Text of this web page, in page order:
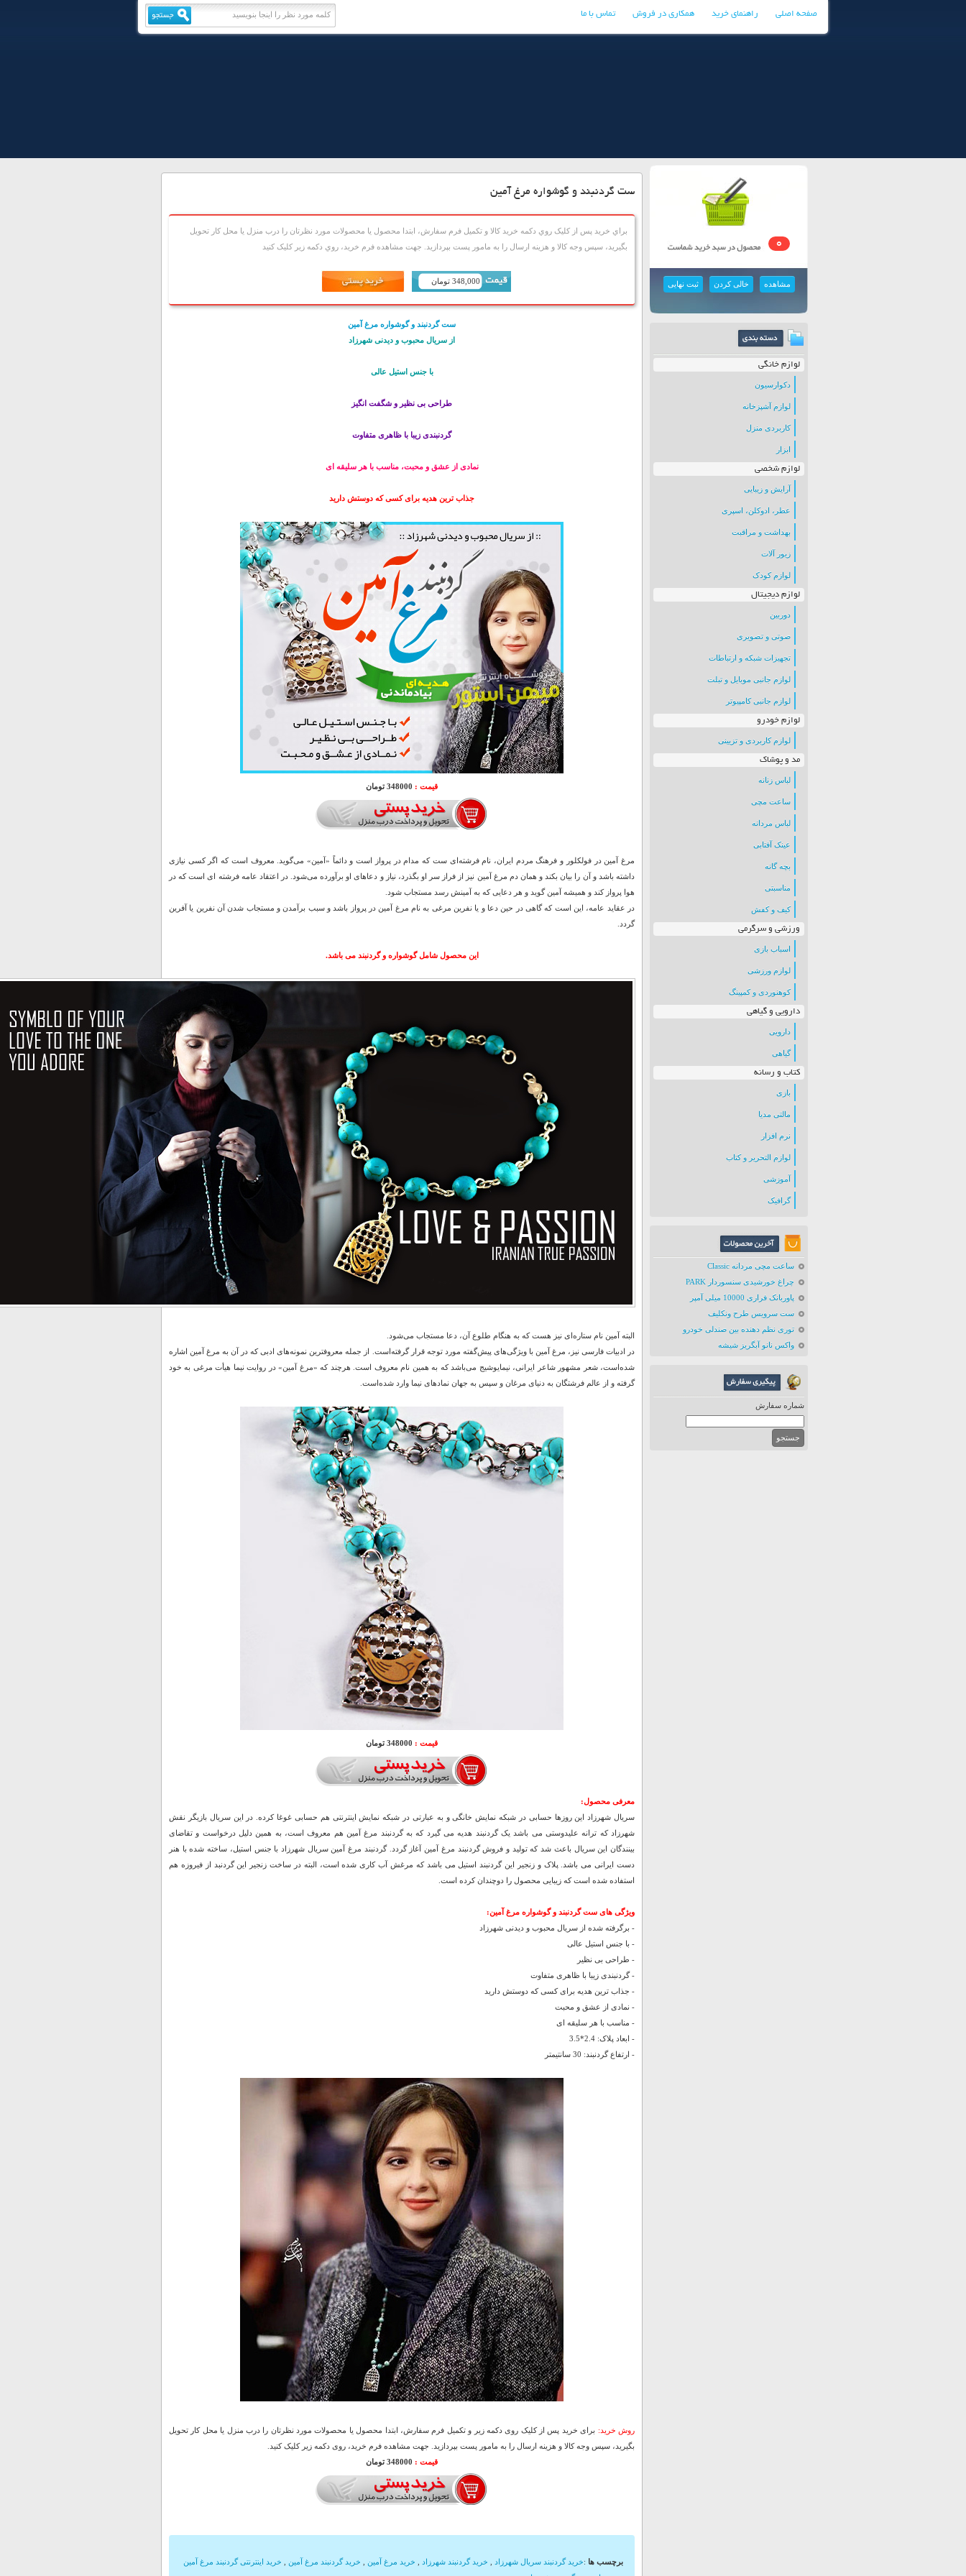
صفحه اصلی راهنمای خرید همکاری در فروش تماس با ما
0
مشاهده خالی کردن ثبت نهایی
لوازم خانگی
دکوارسیون
لوازم آشپزخانه
کاربردی منزل
ابزار
لوازم شخصی
آرایش و زیبایی
عطر، ادوکلن، اسپری
بهداشت و مراقبت
زیور آلات
لوازم کودک
لوازم دیجیتال
دوربین
صوتی و تصویری
تجهیزات شبکه و ارتباطات
لوازم جانبی موبایل و تبلت
لوازم جانبی کامپیوتر
لوازم خودرو
لوازم کاربردی و تزیینی
مد و پوشاک
لباس زنانه
ساعت مچی
لباس مردانه
عینک آفتابی
بچه گانه
مناسبتی
کیف و کفش
ورزشی و سرگرمی
اسباب بازی
لوازم ورزشی
کوهنوردی و کمپینگ
دارویی و گیاهی
دارویی
گیاهی
کتاب و رسانه
بازی
مالتی مدیا
نرم افزار
لوازم التحریر و کتاب
آموزشی
گرافیک
ساعت مچی مردانه Classic
چراغ خورشیدی سنسوردار PARK
پاوربانک فراری 10000 میلی آمپر
ست سرویس طرح ونکلیف
توری نظم دهنده بین صندلی خودرو
واکس نانو آبگریز شیشه
شماره سفارش
ست گردنبند و گوشواره مرغ آمين
براي خريد پس از کليک روي دکمه خريد کالا و تکميل فرم سفارش، ابتدا محصول يا محصولات مورد نظرتان را درب منزل يا محل کار تحويل
بگيريد، سپس وجه کالا و هزينه ارسال را به مامور پست بپردازيد. جهت مشاهده فرم خريد، روي دکمه زير کليک کنيد
348,000 تومان
ست گردنبند و گوشواره مرغ آمين
از سریال محبوب و دیدنی شهرزاد
با جنس استیل عالی
طراحی بی نظیر و شگفت انگیز
گردنبندی زیبا با ظاهری متفاوت
نمادی از عشق و محبت، مناسب با هر سلیقه ای
جذاب ترین هدیه برای کسی که دوستش دارید
قیمت : 348000 تومان
مرغ آمین در فولکلور و فرهنگ مردم ایران، نام فرشته‌ای‌ ست که مدام در پرواز است و دائماً «آمین» می‌گوید. معروف است که اگر کسی نیازی
داشته باشد و آن را بیان بکند و همان دم مرغ آمین نیز از فراز سر او بگذرد، نیاز و دعاهای او برآورده می‌شود. در اعتقاد عامه فرشته ای است که در
هوا پرواز کند و همیشه آمین گوید و هر دعایی که به آمینش رسد مستجاب شود.
در عقاید عامه، این است که گاهی در حین دعا و یا نفرین مرغی به نام مرغ آمین در پرواز باشد و سبب برآمدن و مستجاب شدن آن نفرین یا آفرین
گردد.
این محصول شامل گوشواره و گردنبند می باشد.
البته آمین نام ستاره‌ای نیز هست که به هنگام طلوع آن، دعا مستجاب می‌شود.
در ادبیات فارسی نیز، مرغ آمین با ویژگی‌های پیش‌گفته مورد توجه قرار گرفته‌است. از جمله معروفترین نمونه‌های ادبی که در آن به مرغ آمین اشاره
شده‌است، شعر مشهور شاعر ایرانی، نیمایوشیج می‌باشد که به همین نام معروف است. هرچند که «مرغ آمین» در روایت نیما هیأت مرغی به خود
گرفته و از عالم فرشتگان به دنیای مرغان و سپس به جهان نمادهای نیما وارد شده‌است.
قیمت : 348000 تومان
معرفی محصول:
سریال شهرزاد این روزها حسابی در شبکه نمایش خانگی و به عبارتی در شبکه نمایش اینترنتی هم حسابی غوغا کرده. در این سریال بازیگر نقش
شهرزاد که ترانه علیدوستی می باشد یک گردنبند هدیه می گیرد که به گردنبند مرغ آمین هم معروف است، به همین دلیل درخواست و تقاضای
بینندگان این سریال باعث شد که تولید و فروش گردنبند مرغ آمین آغاز گردد. گردنبند مرغ آمین سریال شهرزاد با جنس استیل، ساخته شده با هنر
دست ایرانی می باشد. پلاک و زنجیر این گردنبند استیل می باشد که مرغش آب کاری شده است، البته در ساخت زنجیر این گردنبد از فیروزه هم
استفاده شده است که زیبایی محصول را دوچندان کرده است.
ویژگی های ست گردنبند و گوشواره مرغ آمين:
- برگرفته شده از سریال محبوب و دیدنی شهرزاد
- با جنس استیل عالی
- طراحی بی نظیر
- گردنبندی زیبا با ظاهری متفاوت
- جذاب ترین هدیه برای کسی که دوستش دارید
- نمادی از عشق و محبت
- مناسب با هر سلیقه ای
- ابعاد پلاک: 2.4*3.5
- ارتفاع گردنبند: 30 سانتیمتر
روش خرید: برای خرید پس از کلیک روی دکمه زیر و تکمیل فرم سفارش، ابتدا محصول یا محصولات مورد نظرتان را درب منزل یا محل کار تحویل
بگیرید، سپس وجه کالا و هزینه ارسال را به مامور پست بپردازید. جهت مشاهده فرم خرید، روی دکمه زیر کلیک کنید.
قیمت : 348000 تومان
برچسب ها :خرید گردنبند سریال شهرزاد خرید گردنبند شهرزاد خرید مرغ آمین خرید گردنبند مرغ آمین
خرید اینترنتی گردنبند مرغ آمین